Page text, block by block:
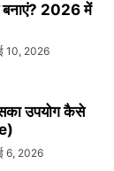
2026 में
10, 2026
उपयोग कैसे
6, 2026